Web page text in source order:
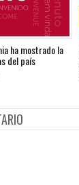
ha mostrado la
del país